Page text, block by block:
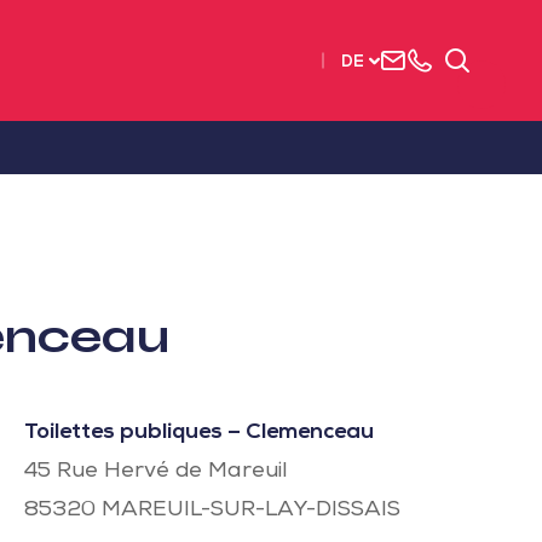
DE
Uns+33Suchen
Toilettes publiques – Clemenceau
45 Rue Hervé de Mareuil
85320 MAREUIL-SUR-LAY-DISSAIS